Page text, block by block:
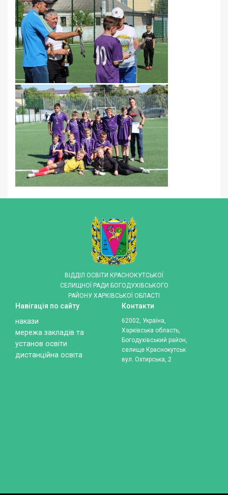
ВІДДІЛ ОСВІТИ КРАСНОКУТСЬКОЇ
СЕЛИЩНОЇ РАДИ БОГОДУХІВСЬКОГО
РАЙОНУ ХАРКІВСЬКОЇ ОБЛАСТІ
Навігація по сайту
накази
мережа закладів та
установ освіти
дистанційна освіта
Контакти
62002, Україна,
Харківська область,
Богодухівський район,
селище Краснокутськ
вул. Охтирська, 2